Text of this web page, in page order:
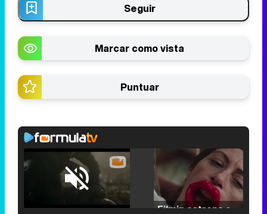
Seguir
Marcar como vista
Puntuar
Unmute /